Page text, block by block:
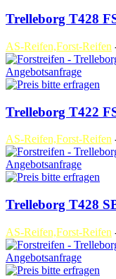
Trelleborg T428
AS-Reifen,Forst-Reifen
Angebotsanfrage
Trelleborg T422
AS-Reifen,Forst-Reifen
Angebotsanfrage
Trelleborg T428
AS-Reifen,Forst-Reifen
Angebotsanfrage